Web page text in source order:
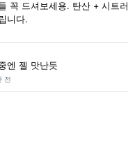
꼭 드셔보세용. 탄산 + 시트러
니다.
엔 젤 맛난듯
전